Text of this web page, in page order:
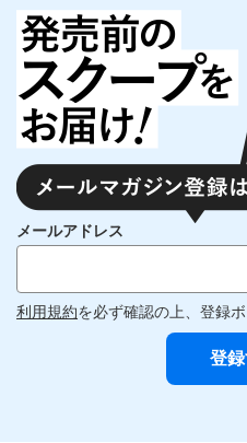
メールアドレス
利用規約を必ず確認の上、登録